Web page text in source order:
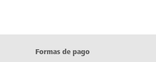
Formas de pago